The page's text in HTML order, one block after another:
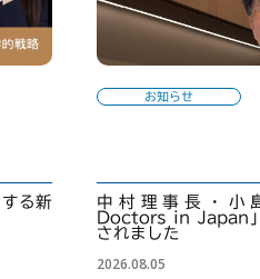
る新
お知らせ
中村理事長・小
Doctors in Japan
されました
2026.08.05